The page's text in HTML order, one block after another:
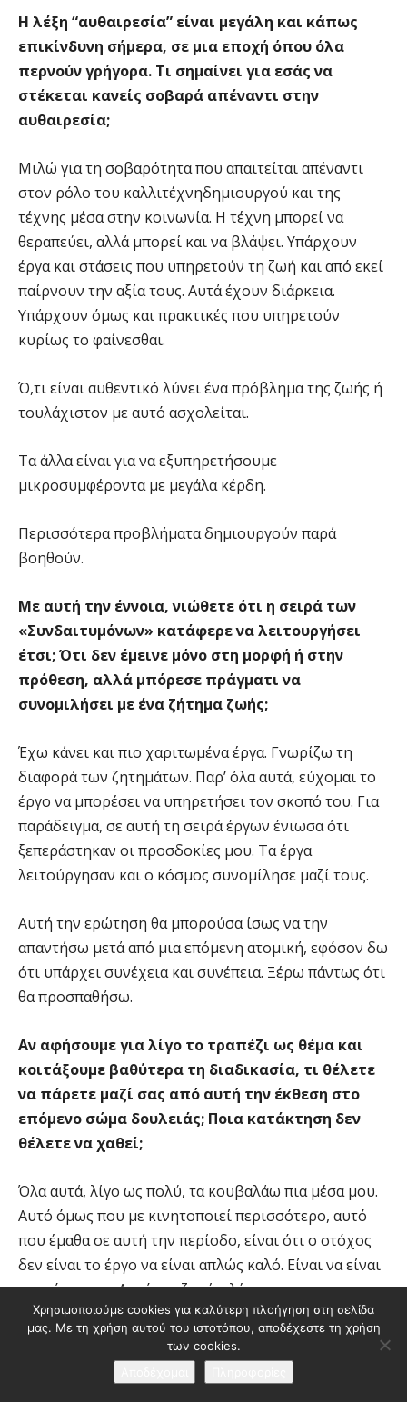
Η λέξη “αυθαιρεσία” είναι μεγάλη και κάπως
επικίνδυνη σήμερα, σε μια εποχή όπου όλα
περνούν γρήγορα. Τι σημαίνει για εσάς να
στέκεται κανείς σοβαρά απέναντι στην
αυθαιρεσία;
Μιλώ για τη σοβαρότητα που απαιτείται απέναντι
στον ρόλο του καλλιτέχνηδημιουργού και της
τέχνης μέσα στην κοινωνία. Η τέχνη μπορεί να
θεραπεύει, αλλά μπορεί και να βλάψει. Υπάρχουν
έργα και στάσεις που υπηρετούν τη ζωή και από εκεί
παίρνουν την αξία τους. Αυτά έχουν διάρκεια.
Υπάρχουν όμως και πρακτικές που υπηρετούν
κυρίως το φαίνεσθαι.
Ό,τι είναι αυθεντικό λύνει ένα πρόβλημα της ζωής ή
τουλάχιστον με αυτό ασχολείται.
Τα άλλα είναι για να εξυπηρετήσουμε
μικροσυμφέροντα με μεγάλα κέρδη.
Περισσότερα προβλήματα δημιουργούν παρά
βοηθούν.
Με αυτή την έννοια, νιώθετε ότι η σειρά των
«Συνδαιτυμόνων» κατάφερε να λειτουργήσει
έτσι; Ότι δεν έμεινε μόνο στη μορφή ή στην
πρόθεση, αλλά μπόρεσε πράγματι να
συνομιλήσει με ένα ζήτημα ζωής;
Έχω κάνει και πιο χαριτωμένα έργα. Γνωρίζω τη
διαφορά των ζητημάτων. Παρ’ όλα αυτά, εύχομαι το
έργο να μπορέσει να υπηρετήσει τον σκοπό του. Για
παράδειγμα, σε αυτή τη σειρά έργων ένιωσα ότι
ξεπεράστηκαν οι προσδοκίες μου. Τα έργα
λειτούργησαν και ο κόσμος συνομίλησε μαζί τους.
Αυτή την ερώτηση θα μπορούσα ίσως να την
απαντήσω μετά από μια επόμενη ατομική, εφόσον δω
ότι υπάρχει συνέχεια και συνέπεια. Ξέρω πάντως ότι
θα προσπαθήσω.
Αν αφήσουμε για λίγο το τραπέζι ως θέμα και
κοιτάξουμε βαθύτερα τη διαδικασία, τι θέλετε
να πάρετε μαζί σας από αυτή την έκθεση στο
επόμενο σώμα δουλειάς; Ποια κατάκτηση δεν
θέλετε να χαθεί;
Όλα αυτά, λίγο ως πολύ, τα κουβαλάω πια μέσα μου.
Αυτό όμως που με κινητοποιεί περισσότερο, αυτό
που έμαθα σε αυτή την περίοδο, είναι ότι ο στόχος
δεν είναι το έργο να είναι απλώς καλό. Είναι να είναι
αναπόφευκτο. Αυτό αναζητώ πλέον.
Δεν ξέρω αν θα το καταφέρω, αλλά απέκτησα μια
φιλοδοξία — σε εισαγωγικά. Θέλω να το γνωρίσω.
Χρησιμοποιούμε cookies για καλύτερη πλοήγηση στη σελίδα
μας. Με τη χρήση αυτού του ιστοτόπου, αποδέχεστε τη χρήση
των cookies.